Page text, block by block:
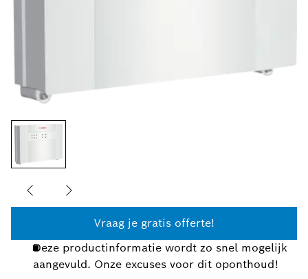
Vraag je gratis offerte!
Deze productinformatie wordt zo snel mogelijk
aangevuld. Onze excuses voor dit oponthoud!